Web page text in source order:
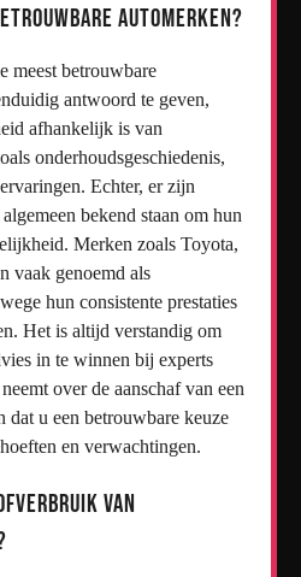
automerken?
meest betrouwbare
antwoord te geven,
afhankelijk is van
onderhoudsgeschiedenis,
Echter, er zijn
bekend staan om hun
Merken zoals Toyota,
vaak genoemd als
hun consistente prestaties
Het is altijd verstandig om
in te winnen bij experts
over de aanschaf van een
dat u een betrouwbare keuze
en verwachtingen.
van